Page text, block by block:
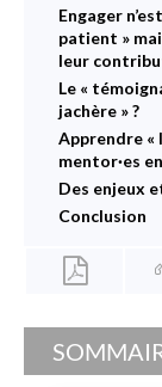
Engager
patient »
leur
Le «
jachère » ?
Apprendre «
mentor·es
Des enjeux
Conclusion